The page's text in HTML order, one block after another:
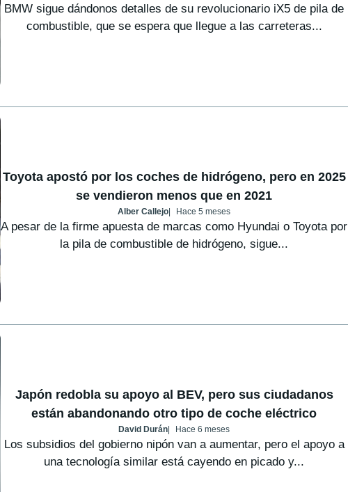
BMW sigue dándonos detalles de su revolucionario iX5 de pila de
combustible, que se espera que llegue a las carreteras...
Toyota apostó por los coches de hidrógeno, pero en 2025
se vendieron menos que en 2021
Alber Callejo Hace 5 meses
A pesar de la firme apuesta de marcas como Hyundai o Toyota por
la pila de combustible de hidrógeno, sigue...
Japón redobla su apoyo al BEV, pero sus ciudadanos
están abandonando otro tipo de coche eléctrico
David Durán Hace 6 meses
Los subsidios del gobierno nipón van a aumentar, pero el apoyo a
una tecnología similar está cayendo en picado y...